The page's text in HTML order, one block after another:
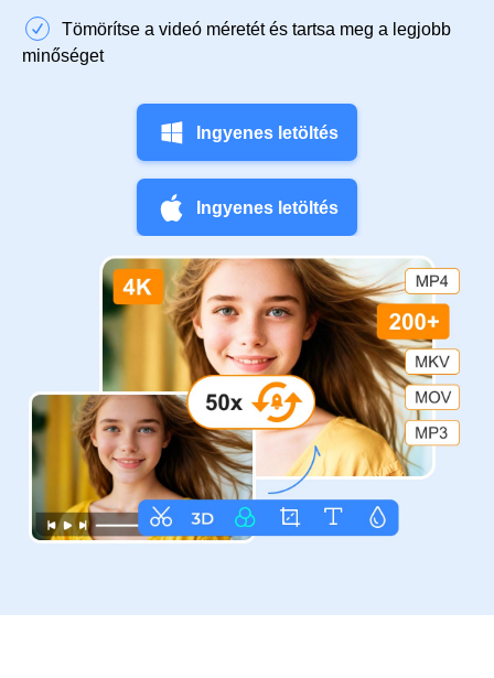
Tömörítse a videó méretét és tartsa meg a legjobb
minőséget
Ingyenes letöltés
Ingyenes letöltés